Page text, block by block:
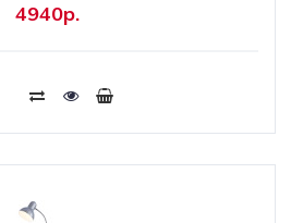
4940р.
Купить